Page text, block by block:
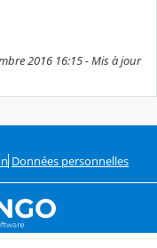
2016 16:15 - Mis à jour
Données personnelles